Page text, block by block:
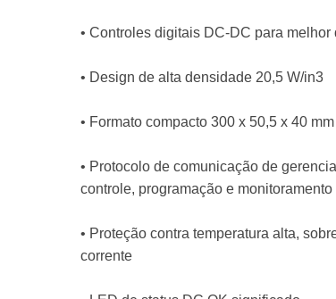
• Controles digitais DC-DC para melhor
• Design de alta densidade 20,5 W/in3
• Formato compacto 300 x 50,5 x 40
• Protocolo de comunicação de
controle, programação e monitoramento
• Proteção contra temperatura alta,
corrente